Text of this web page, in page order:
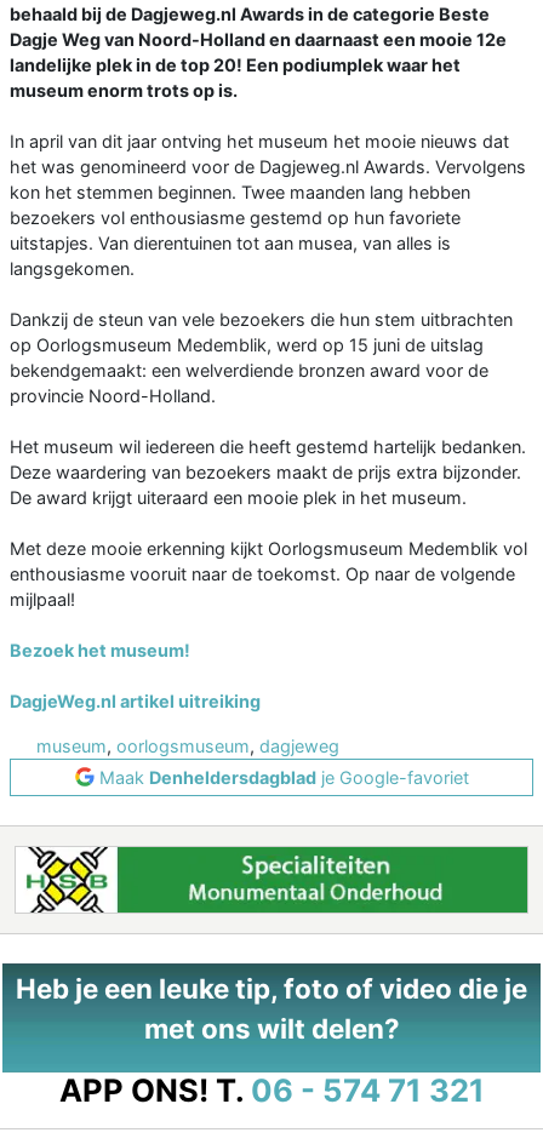
behaald bij de Dagjeweg.nl Awards in de categorie Beste
Dagje Weg van Noord-Holland en daarnaast een mooie 12e
landelijke plek in de top 20! Een podiumplek waar het
museum enorm trots op is.
In april van dit jaar ontving het museum het mooie nieuws dat
het was genomineerd voor de Dagjeweg.nl Awards. Vervolgens
kon het stemmen beginnen. Twee maanden lang hebben
bezoekers vol enthousiasme gestemd op hun favoriete
uitstapjes. Van dierentuinen tot aan musea, van alles is
langsgekomen.
Dankzij de steun van vele bezoekers die hun stem uitbrachten
op Oorlogsmuseum Medemblik, werd op 15 juni de uitslag
bekendgemaakt: een welverdiende bronzen award voor de
provincie Noord-Holland.
Het museum wil iedereen die heeft gestemd hartelijk bedanken.
Deze waardering van bezoekers maakt de prijs extra bijzonder.
De award krijgt uiteraard een mooie plek in het museum.
Met deze mooie erkenning kijkt Oorlogsmuseum Medemblik vol
enthousiasme vooruit naar de toekomst. Op naar de volgende
mijlpaal!
Bezoek het museum!
DagjeWeg.nl artikel uitreiking
museum, oorlogsmuseum, dagjeweg
Maak Denheldersdagbladje Google-favoriet
Heb je een leuke tip, foto of video die je
met ons wilt delen?
APP ONS! T. 06 - 574 71 321